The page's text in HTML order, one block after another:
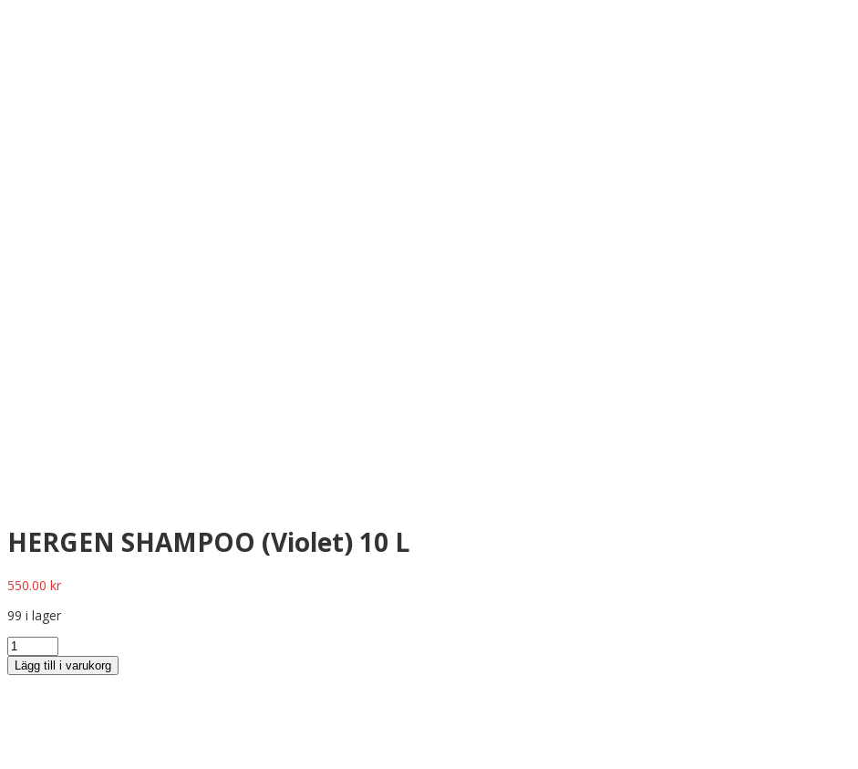
HERGEN SHAMPOO (Violet) 10 L
550.00 kr
99 i lager
Lägg till i varukorg